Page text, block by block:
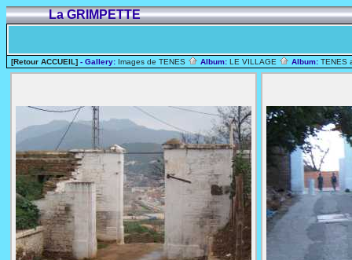
La GRIMPETTE
[Retour ACCUEIL] - Gallery: Images de TENES Album: LE VILLAGE Album: TENES